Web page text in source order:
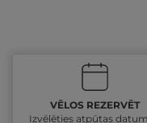
VĒLOS REZERVĒT
Izvēlēties atpūtas